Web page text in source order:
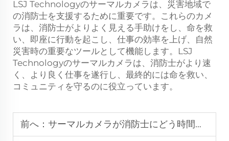
LSJ Technologyのサーマルカメラは、災害地域で
の消防士を支援するために重要です。これらのカメ
ラは、消防士がよりよく見える手助けをし、命を救
い、即座に行動を起こし、仕事の効率を上げ、自然
災害時の重要なツールとして機能します。LSJ
Technologyのサーマルカメラは、消防士がより速
く、より良く仕事を遂行し、最終的には命を救い、
コミュニティを守るのに役立っています。
前へ： サーマルカメラが消防士にどう時間と命を救うのか：危険な状況下での活躍